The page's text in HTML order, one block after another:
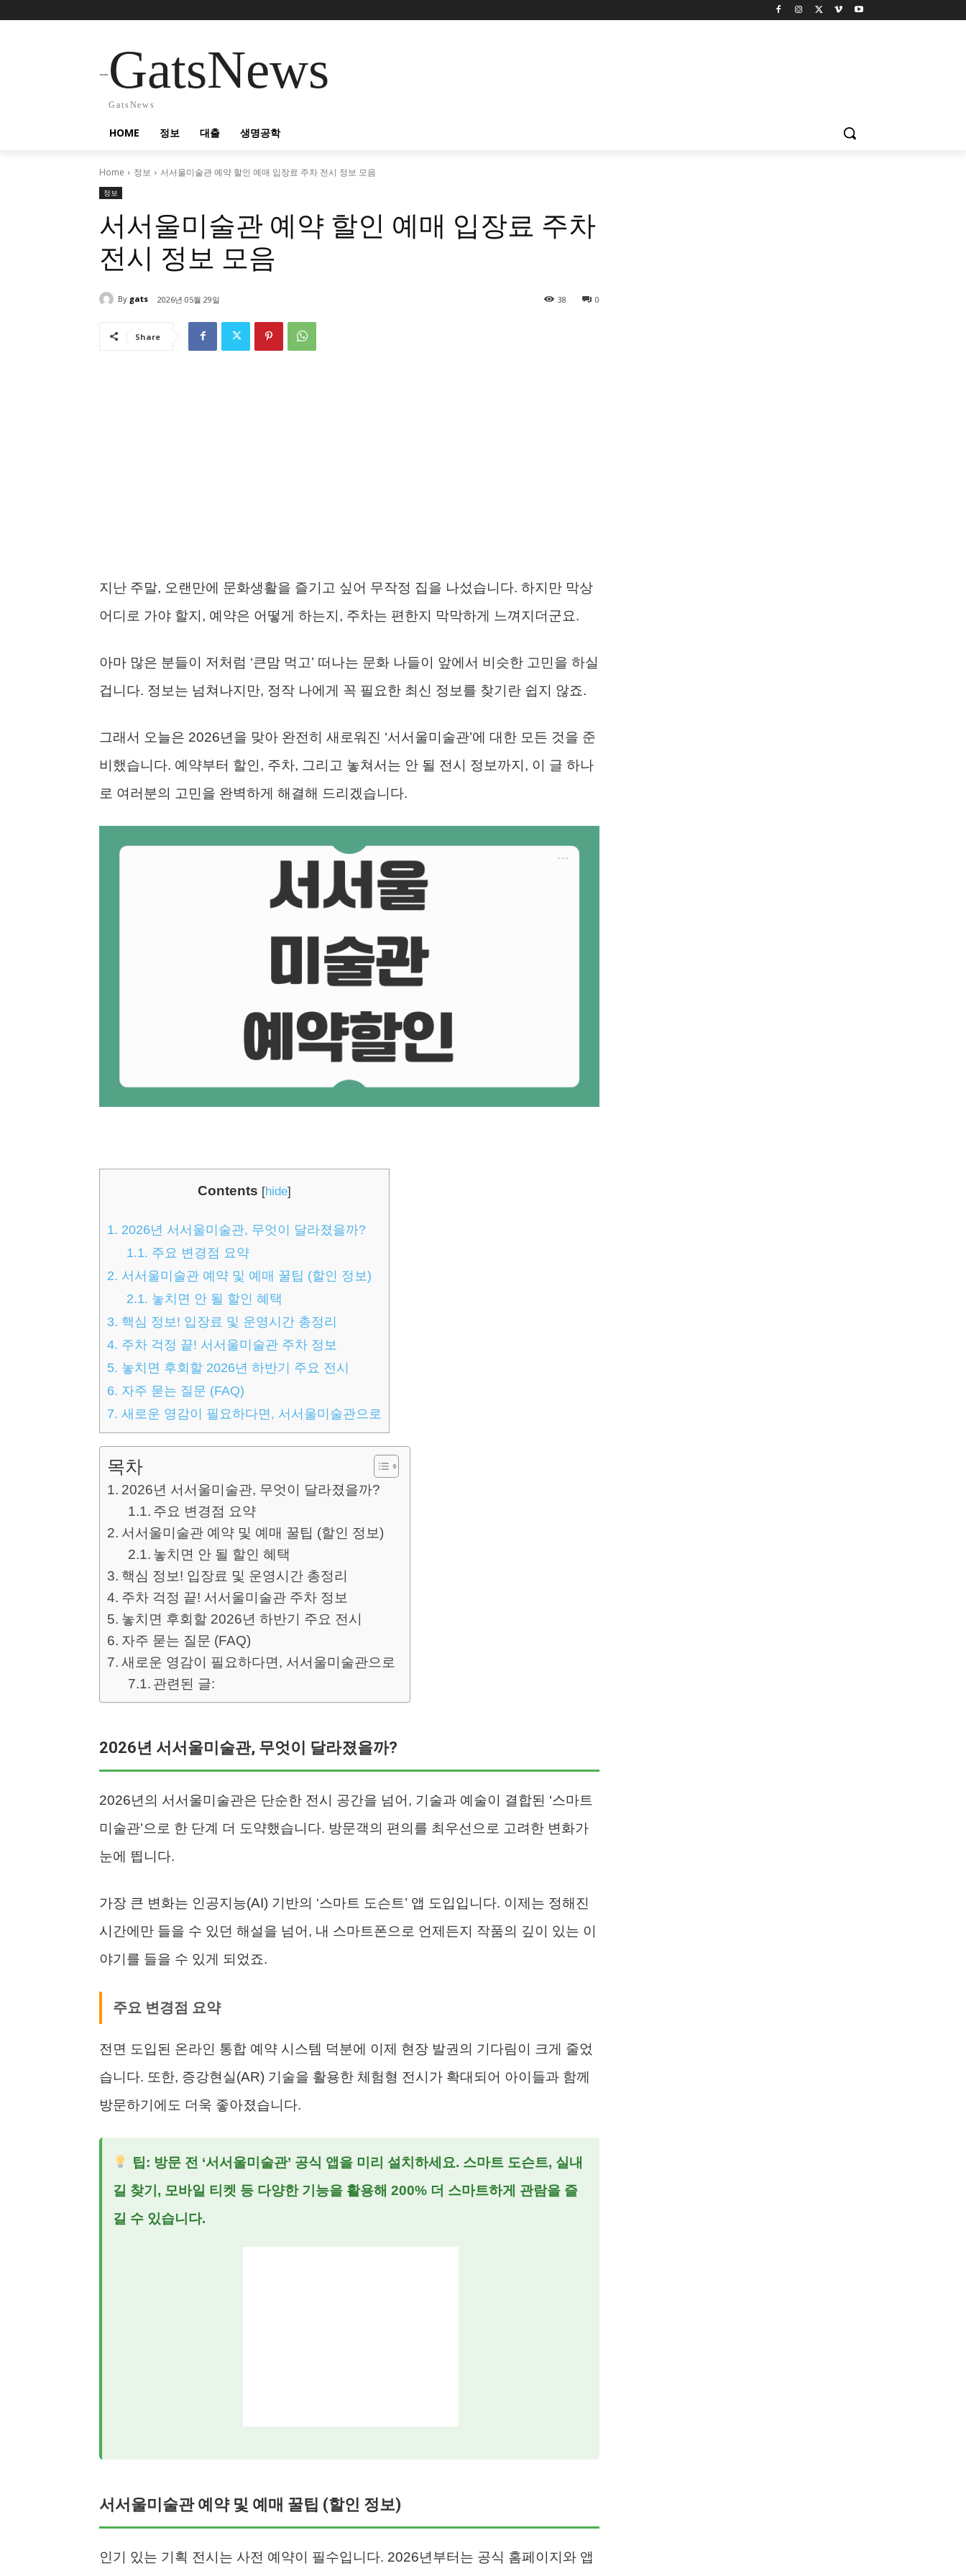
GatsNews
GatsNews
HOME 정보 대출 생명공학
Home 정보 서서울미술관 예약 할인 예매 입장료 주차 전시 정보 모음
정보
서서울미술관 예약 할인 예매 입장료 주차
전시 정보 모음
By gats 2026년 05월 29일 0
38
Share
지난 주말, 오랜만에 문화생활을 즐기고 싶어 무작정 집을 나섰습니다. 하지만 막상
어디로 가야 할지, 예약은 어떻게 하는지, 주차는 편한지 막막하게 느껴지더군요.
아마 많은 분들이 저처럼 ‘큰맘 먹고’ 떠나는 문화 나들이 앞에서 비슷한 고민을 하실
겁니다. 정보는 넘쳐나지만, 정작 나에게 꼭 필요한 최신 정보를 찾기란 쉽지 않죠.
그래서 오늘은 2026년을 맞아 완전히 새로워진 ‘서서울미술관’에 대한 모든 것을 준
비했습니다. 예약부터 할인, 주차, 그리고 놓쳐서는 안 될 전시 정보까지, 이 글 하나
로 여러분의 고민을 완벽하게 해결해 드리겠습니다.
Contents [hide]
1. 2026년 서서울미술관, 무엇이 달라졌을까?
1.1. 주요 변경점 요약
2. 서서울미술관 예약 및 예매 꿀팁 (할인 정보)
2.1. 놓치면 안 될 할인 혜택
3. 핵심 정보! 입장료 및 운영시간 총정리
4. 주차 걱정 끝! 서서울미술관 주차 정보
5. 놓치면 후회할 2026년 하반기 주요 전시
6. 자주 묻는 질문 (FAQ)
7. 새로운 영감이 필요하다면, 서서울미술관으로
목차
2026년 서서울미술관, 무엇이 달라졌을까?
주요 변경점 요약
서서울미술관 예약 및 예매 꿀팁 (할인 정보)
놓치면 안 될 할인 혜택
핵심 정보! 입장료 및 운영시간 총정리
주차 걱정 끝! 서서울미술관 주차 정보
놓치면 후회할 2026년 하반기 주요 전시
자주 묻는 질문 (FAQ)
새로운 영감이 필요하다면, 서서울미술관으로
관련된 글:
2026년 서서울미술관, 무엇이 달라졌을까?
2026년의 서서울미술관은 단순한 전시 공간을 넘어, 기술과 예술이 결합된 ‘스마트
미술관’으로 한 단계 더 도약했습니다. 방문객의 편의를 최우선으로 고려한 변화가
눈에 띕니다.
가장 큰 변화는 인공지능(AI) 기반의 ‘스마트 도슨트’ 앱 도입입니다. 이제는 정해진
시간에만 들을 수 있던 해설을 넘어, 내 스마트폰으로 언제든지 작품의 깊이 있는 이
야기를 들을 수 있게 되었죠.
주요 변경점 요약
전면 도입된 온라인 통합 예약 시스템 덕분에 이제 현장 발권의 기다림이 크게 줄었
습니다. 또한, 증강현실(AR) 기술을 활용한 체험형 전시가 확대되어 아이들과 함께
방문하기에도 더욱 좋아졌습니다.
팁: 방문 전 ‘서서울미술관’ 공식 앱을 미리 설치하세요. 스마트 도슨트, 실내
길 찾기, 모바일 티켓 등 다양한 기능을 활용해 200% 더 스마트하게 관람을 즐
길 수 있습니다.
서서울미술관 예약 및 예매 꿀팁 (할인 정보)
인기 있는 기획 전시는 사전 예약이 필수입니다. 2026년부터는 공식 홈페이지와 앱